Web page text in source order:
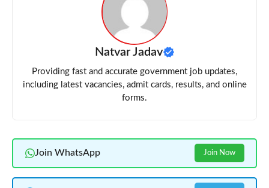
Natvar Jadav
Providing fast and accurate government job updates,
including latest vacancies, admit cards, results, and online
forms.
Join WhatsApp Join Now